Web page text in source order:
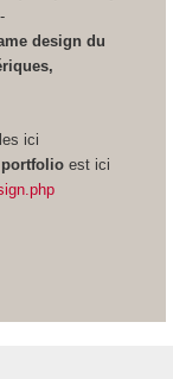
design du
ici
portfolioest ici